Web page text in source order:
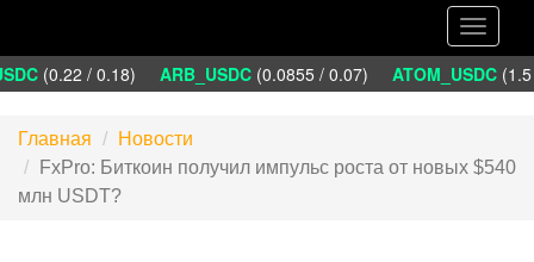
Toggle
(0.22 / 0.18) ARB_USDC(0.0855 / 0.07) ATOM_USDC(1.5
Главная
Новости
FxPro: Биткоин получил импульс роста от новых $540
млн USDT?